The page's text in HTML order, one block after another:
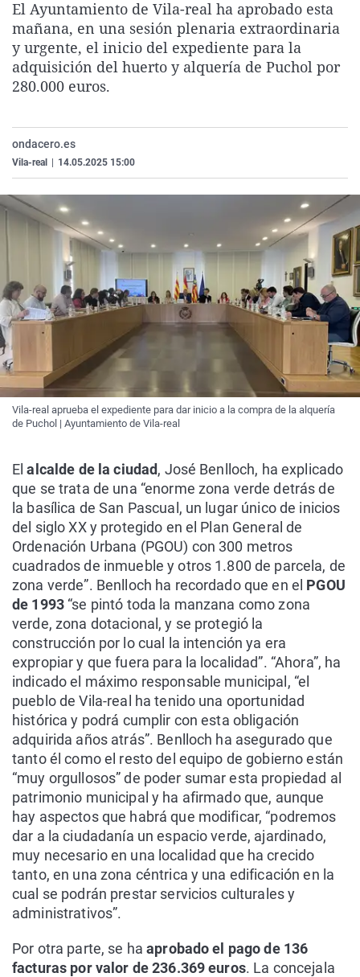
La rosa de los vientos
Gente viajera
Como el perro y el
Caso
Retornados
Equipo de
Extremadura
Galicia
La Rioja
País Vasco
Virales
Televisión
Elecciones
El Ayuntamiento de Vila-real ha aprobado esta
mañana, en una sesión plenaria extraordinaria
y urgente, el inicio del expediente para la
adquisición del huerto y alquería de Puchol por
280.000 euros.
ondacero.es
Vila-real 14.05.2025 15:00
Vila-real aprueba el expediente para dar inicio a la compra de la alquería
de Puchol | Ayuntamiento de Vila-real
Elalcalde de la ciudad, José Benlloch, ha explicado
que se trata de una “enorme zona verde detrás de
la basílica de San Pascual, un lugar único de inicios
del siglo XX y protegido en el Plan General de
Ordenación Urbana (PGOU) con 300 metros
cuadrados de inmueble y otros 1.800 de parcela, de
zona verde”. Benlloch ha recordado que en el PGOU
de 1993“se pintó toda la manzana como zona
verde, zona dotacional, y se protegió la
construcción por lo cual la intención ya era
expropiar y que fuera para la localidad”. “Ahora”, ha
indicado el máximo responsable municipal, “el
pueblo de Vila-real ha tenido una oportunidad
histórica y podrá cumplir con esta obligación
adquirida años atrás”. Benlloch ha asegurado que
tanto él como el resto del equipo de gobierno están
“muy orgullosos” de poder sumar esta propiedad al
patrimonio municipal y ha afirmado que, aunque
hay aspectos que habrá que modificar, “podremos
dar a la ciudadanía un espacio verde, ajardinado,
muy necesario en una localidad que ha crecido
tanto, en una zona céntrica y una edificación en la
cual se podrán prestar servicios culturales y
administrativos”.
Por otra parte, se haaprobado el pago de 136
facturas por valor de 236.369 euros. La concejala